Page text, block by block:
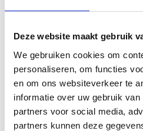
Deze website maakt gebruik
We gebruiken cookies om
personaliseren, om functies
en om ons websiteverkeer te
informatie over uw gebruik
partners voor social media,
partners kunnen deze
Bekijk ook
occasions